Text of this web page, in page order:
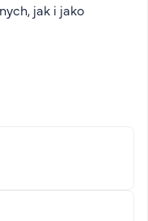
jak i jako